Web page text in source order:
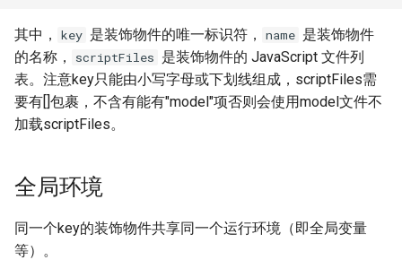
其中， key 是装饰物件的唯一标识符， name 是装饰物件
的名称，
scriptFiles 是装饰物件的 JavaScript 文件列
表。注意key只能由小写字母或下划线组成，scriptFiles需
要有[]包裹，不含有能有"model"项否则会使用model文件不
加载scriptFiles。
全局环境
同一个key的装饰物件共享同一个运行环境（即全局变量
等）。